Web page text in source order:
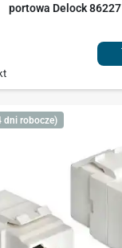
portowa Delock 86227
dni robocze)